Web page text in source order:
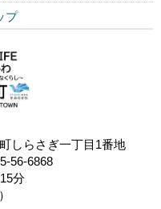
プ
しらさぎ一丁目1番地
56-6868
分